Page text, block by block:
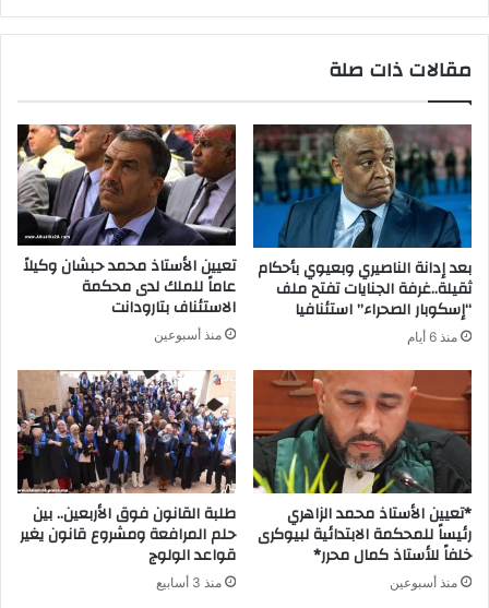
مقالات ذات صلة
بعد إدانة الناصيري وبعيوي بأحكام
ثقيلة..غرفة الجنايات تفتح ملف
“إسكوبار الصحراء” استئنافيا
منذ 6 أيام
تعيين الأستاذ محمد حبشان وكيلاً
عاماً للملك لدى محكمة
الاستئناف بتارودانت
منذ أسبوعين
*تعيين الأستاذ محمد الزاهري
رئيساً للمحكمة الابتدائية لبيوكرى
خلفاً للأستاذ كمال محرر*
منذ أسبوعين
طلبة القانون فوق الأربعين.. بين
حلم المرافعة ومشروع قانون يغير
قواعد الولوج
منذ 3 أسابيع